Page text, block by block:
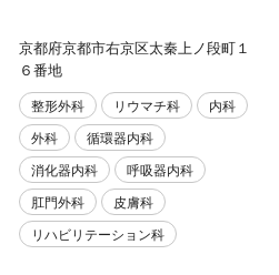
京都府京都市右京区太秦上ノ段町１
６番地
整形外科 リウマチ科
内科
外科
循環器内科
消化器内科
呼吸器内科
肛門外科
皮膚科
リハビリテーション科